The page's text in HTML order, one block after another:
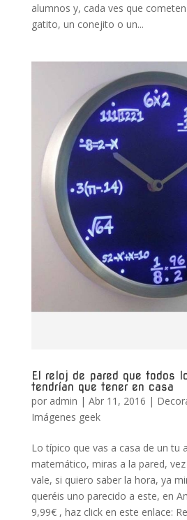
alumnos y, cada ves que
gatito, un conejito o un...
El reloj de pared que todos
tendrían que tener en casa
por admin | Abr 11, 2016 |
Imágenes geek
Lo típico que vas a casa de un tu
matemático, miras a la pared,
vale, si quiero saber la hora, ya
queréis uno parecido a este, en
9,99€ , haz click en este enlace: